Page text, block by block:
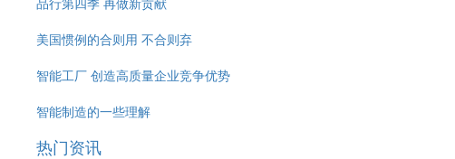
美国惯例的合则用 不合则弃
智能工厂 创造高质量企业竞争优势
智能制造的一些理解
热门资讯